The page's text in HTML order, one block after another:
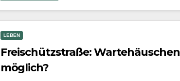
LEBEN
Freischützstraße: Wartehäuschen
möglich?